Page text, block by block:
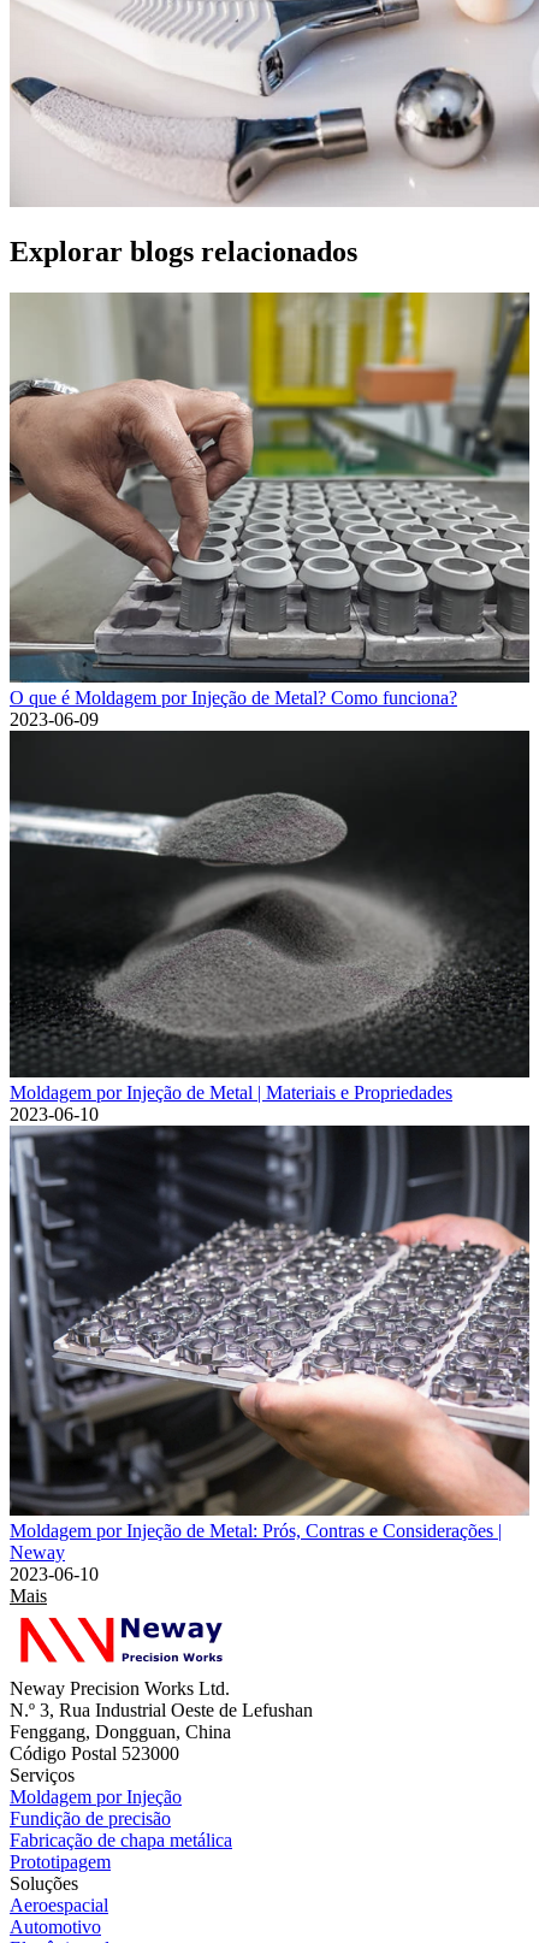
Explorar blogs relacionados
O que é Moldagem por Injeção de Metal? Como funciona?
2023-06-09
Moldagem por Injeção de Metal | Materiais e Propriedades
2023-06-10
Moldagem por Injeção de Metal: Prós, Contras e Considerações |
Neway
2023-06-10
Mais
Neway Precision Works Ltd.
N.º 3, Rua Industrial Oeste de Lefushan
Fenggang, Dongguan, China
Código Postal 523000
Serviços
Moldagem por Injeção
Fundição de precisão
Fabricação de chapa metálica
Prototipagem
Soluções
Aeroespacial
Automotivo